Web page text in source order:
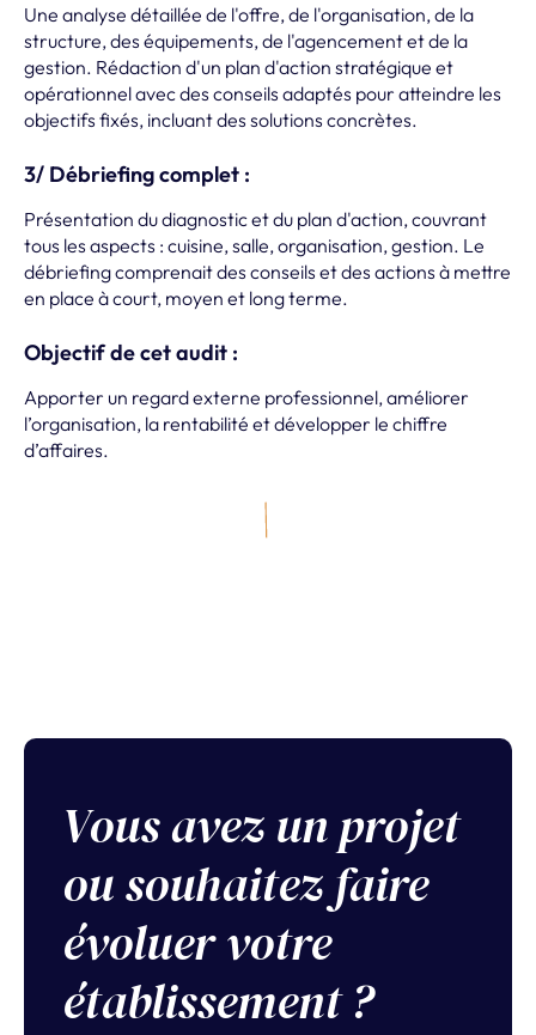
Une analyse détaillée de l'offre, de l'organisation, de la
structure, des équipements, de l'agencement et de la
gestion. Rédaction d'un plan d'action stratégique et
opérationnel avec des conseils adaptés pour atteindre les
objectifs fixés, incluant des solutions concrètes.
3/ Débriefing complet :
Présentation du diagnostic et du plan d'action, couvrant
tous les aspects : cuisine, salle, organisation, gestion. Le
débriefing comprenait des conseils et des actions à mettre
en place à court, moyen et long terme.
Objectif de cet audit :
Apporter un regard externe professionnel, améliorer
l’organisation, la rentabilité et développer le chiffre
d’affaires.
Vous avez un projet
ou souhaitez faire
évoluer votre
établissement ?